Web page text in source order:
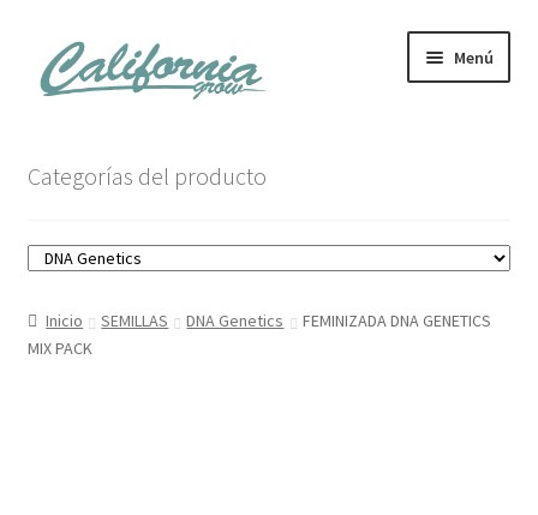
al
contenido
Menú
Carrito
Mi cuenta
Categorías del producto
Inicio SEMILLAS DNA Genetics
FEMINIZADA DNA GENETICS
MIX PACK